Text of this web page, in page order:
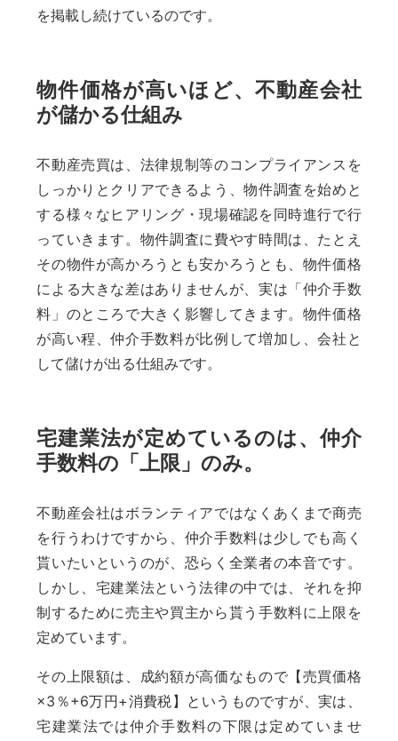
を掲載し続けているのです。
物件価格が高いほど、不動産会社
が儲かる仕組み
不動産売買は、法律規制等のコンプライアンスを
しっかりとクリアできるよう、物件調査を始めと
する様々なヒアリング・現場確認を同時進行で行
っていきます。物件調査に費やす時間は、たとえ
その物件が高かろうとも安かろうとも、物件価格
による大きな差はありませんが、実は「仲介手数
料」のところで大きく影響してきます。物件価格
が高い程、仲介手数料が比例して増加し、会社と
して儲けが出る仕組みです。
宅建業法が定めているのは、仲介
手数料の「上限」のみ。
不動産会社はボランティアではなくあくまで商売
を行うわけですから、仲介手数料は少しでも高く
貰いたいというのが、恐らく全業者の本音です。
しかし、宅建業法という法律の中では、それを抑
制するために売主や買主から貰う手数料に上限を
定めています。
その上限額は、成約額が高価なもので【売買価格
×3％+6万円+消費税】というものですが、実は、
宅建業法では仲介手数料の下限は定めていませ